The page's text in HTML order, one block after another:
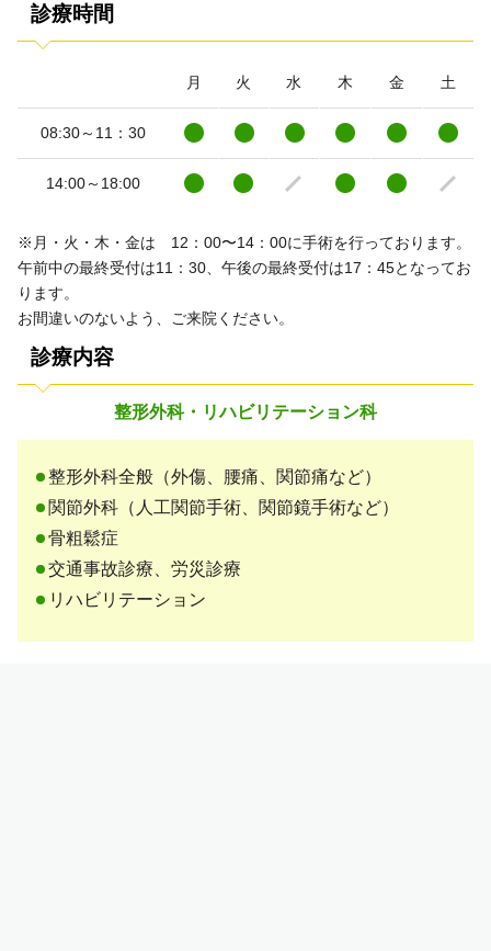
診療時間
月 火 水 木 金 土
08:30～11：30
14:00～18:00
※月・火・木・金は 12：00〜14：00に手術を行っております。
午前中の最終受付は11：30、午後の最終受付は17：45となってお
ります。
お間違いのないよう、ご来院ください。
診療内容
整形外科・リハビリテーション科
整形外科全般（外傷、腰痛、関節痛など）
関節外科（人工関節手術、関節鏡手術など）
骨粗鬆症
交通事故診療、労災診療
リハビリテーション